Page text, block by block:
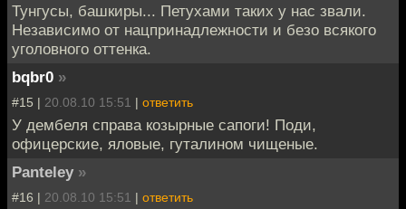
Тунгусы, башкиры... Петухами таких у нас звали.
Независимо от нацпринадлежности и безо всякого
уголовного оттенка.
bqbr0 »
#15 | 20.08.10 15:51 | ответить
У дембеля справа козырные сапоги! Поди,
офицерские, яловые, гуталином чищеные.
Panteley »
#16 | 20.08.10 15:51 | ответить